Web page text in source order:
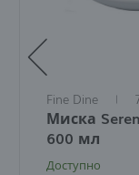
Fine Dine
Миска
600 мл
Доступно